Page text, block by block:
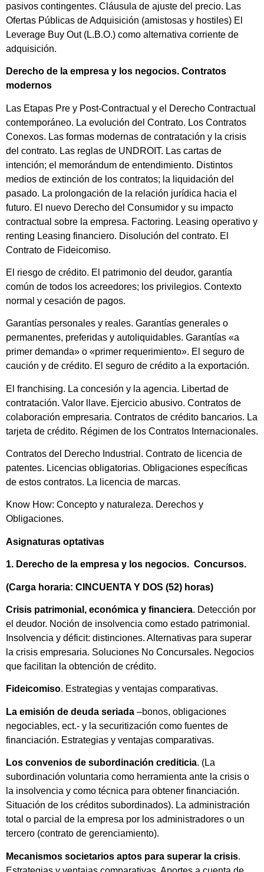
pasivos contingentes. Cláusula de ajuste del precio. Las
Ofertas Públicas de Adquisición (amistosas y hostiles) El
Leverage Buy Out (L.B.O.) como alternativa corriente de
adquisición.
Derecho de la empresa y los negocios. Contratos
modernos
Las Etapas Pre y Post-Contractual y el Derecho Contractual
contemporáneo. La evolución del Contrato. Los Contratos
Conexos. Las formas modernas de contratación y la crisis
del contrato. Las reglas de UNDROIT. Las cartas de
intención; el memorándum de entendimiento. Distintos
medios de extinción de los contratos; la liquidación del
pasado. La prolongación de la relación jurídica hacia el
futuro. El nuevo Derecho del Consumidor y su impacto
contractual sobre la empresa. Factoring. Leasing operativo y
renting Leasing financiero. Disolución del contrato. El
Contrato de Fideicomiso.
El riesgo de crédito. El patrimonio del deudor, garantía
común de todos los acreedores; los privilegios. Contexto
normal y cesación de pagos.
Garantías personales y reales. Garantías generales o
permanentes, preferidas y autoliquidables. Garantías «a
primer demanda» o «primer requerimiento». El seguro de
caución y de crédito. El seguro de crédito a la exportación.
El franchising. La concesión y la agencia. Libertad de
contratación. Valor llave. Ejercicio abusivo. Contratos de
colaboración empresaria. Contratos de crédito bancarios. La
tarjeta de crédito. Régimen de los Contratos Internacionales.
Contratos del Derecho Industrial. Contrato de licencia de
patentes. Licencias obligatorias. Obligaciones específicas
de estos contratos. La licencia de marcas.
Know How: Concepto y naturaleza. Derechos y
Obligaciones.
Asignaturas optativas
1. Derecho de la empresa y los negocios. Concursos.
(Carga horaria: CINCUENTA Y DOS (52) horas)
Crisis patrimonial, económica y financiera. Detección por
el deudor. Noción de insolvencia como estado patrimonial.
Insolvencia y déficit: distinciones. Alternativas para superar
la crisis empresaria. Soluciones No Concursales. Negocios
que facilitan la obtención de crédito.
Fideicomiso. Estrategias y ventajas comparativas.
La emisión de deuda seriada –bonos, obligaciones
negociables, ect.- y la securitización como fuentes de
financiación. Estrategias y ventajas comparativas.
Los convenios de subordinación crediticia. (La
subordinación voluntaria como herramienta ante la crisis o
la insolvencia y como técnica para obtener financiación.
Situación de los créditos subordinados). La administración
total o parcial de la empresa por los administradores o un
tercero (contrato de gerenciamiento).
Mecanismos societarios aptos para superar la crisis.